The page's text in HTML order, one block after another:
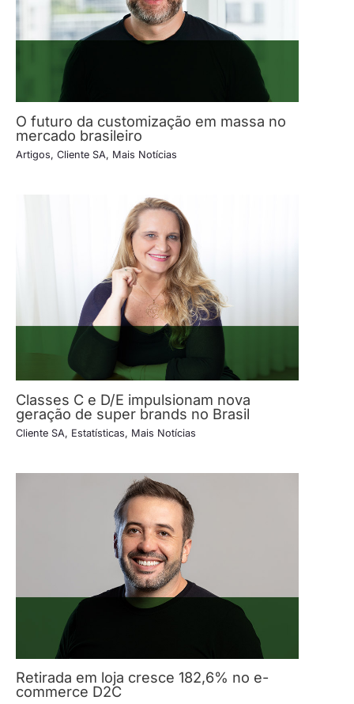
O futuro da customização em massa no
mercado brasileiro
Artigos, Cliente SA, Mais Notícias
Classes C e D/E impulsionam nova
geração de super brands no Brasil
Cliente SA, Estatísticas, Mais Notícias
Retirada em loja cresce 182,6% no e-
commerce D2C